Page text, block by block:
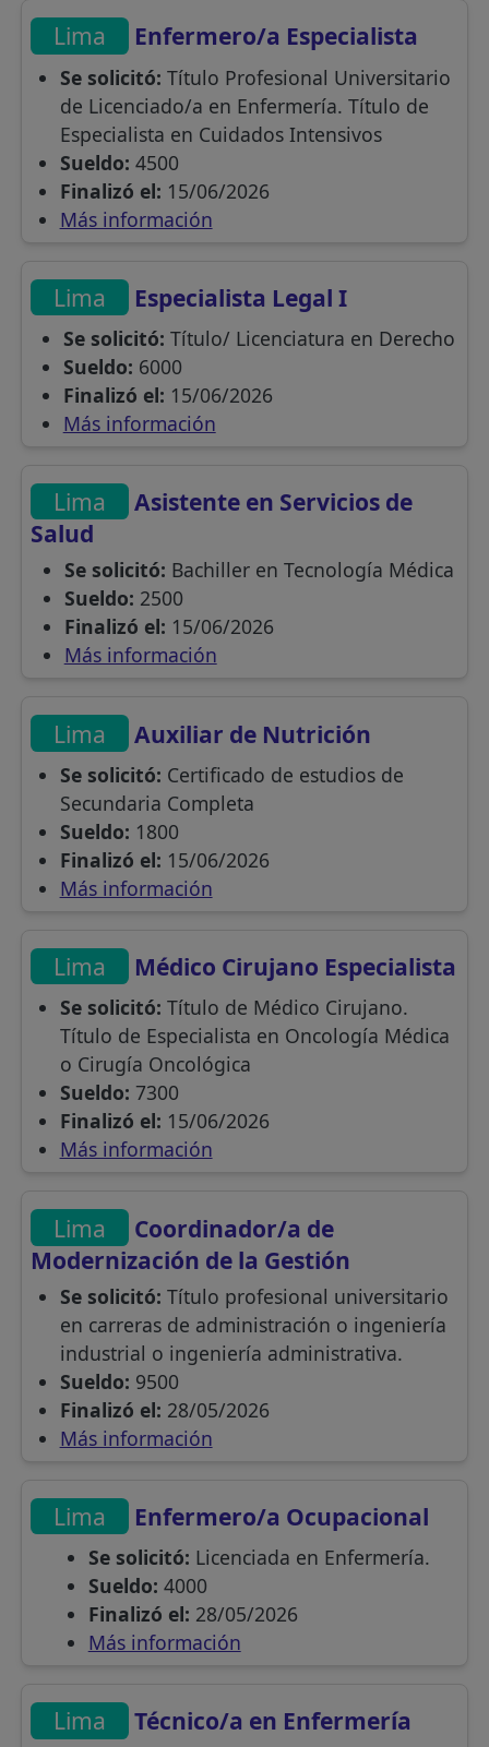
Lima Enfermero/a Especialista
Se solicitó: Título Profesional Universitario
de Licenciado/a en Enfermería. Título de
Especialista en Cuidados Intensivos
Sueldo: 4500
Finalizó el: 15/06/2026
Más información
Lima Especialista Legal I
Se solicitó: Título/ Licenciatura en Derecho
Sueldo: 6000
Finalizó el: 15/06/2026
Más información
Lima
Asistente en Servicios de
Salud
Se solicitó: Bachiller en Tecnología Médica
Sueldo: 2500
Finalizó el: 15/06/2026
Más información
Lima Auxiliar de Nutrición
Se solicitó: Certificado de estudios de
Secundaria Completa
Sueldo: 1800
Finalizó el: 15/06/2026
Más información
Lima Médico Cirujano Especialista
Se solicitó: Título de Médico Cirujano.
Título de Especialista en Oncología Médica
o Cirugía Oncológica
Sueldo: 7300
Finalizó el: 15/06/2026
Más información
Lima
Coordinador/a de
Modernización de la Gestión
Se solicitó: Título profesional universitario
en carreras de administración o ingeniería
industrial o ingeniería administrativa.
Sueldo: 9500
Finalizó el: 28/05/2026
Más información
Lima Enfermero/a Ocupacional
Se solicitó: Licenciada en Enfermería.
Sueldo: 4000
Finalizó el: 28/05/2026
Más información
Lima Técnico/a en Enfermería